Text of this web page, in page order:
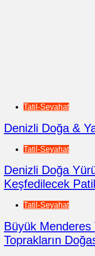
Tatil-Seyahat
Denizli Doğa &
Tatil-Seyahat
Denizli Doğa
Keşfedilecek
Tatil-Seyahat
Büyük
Toprakların